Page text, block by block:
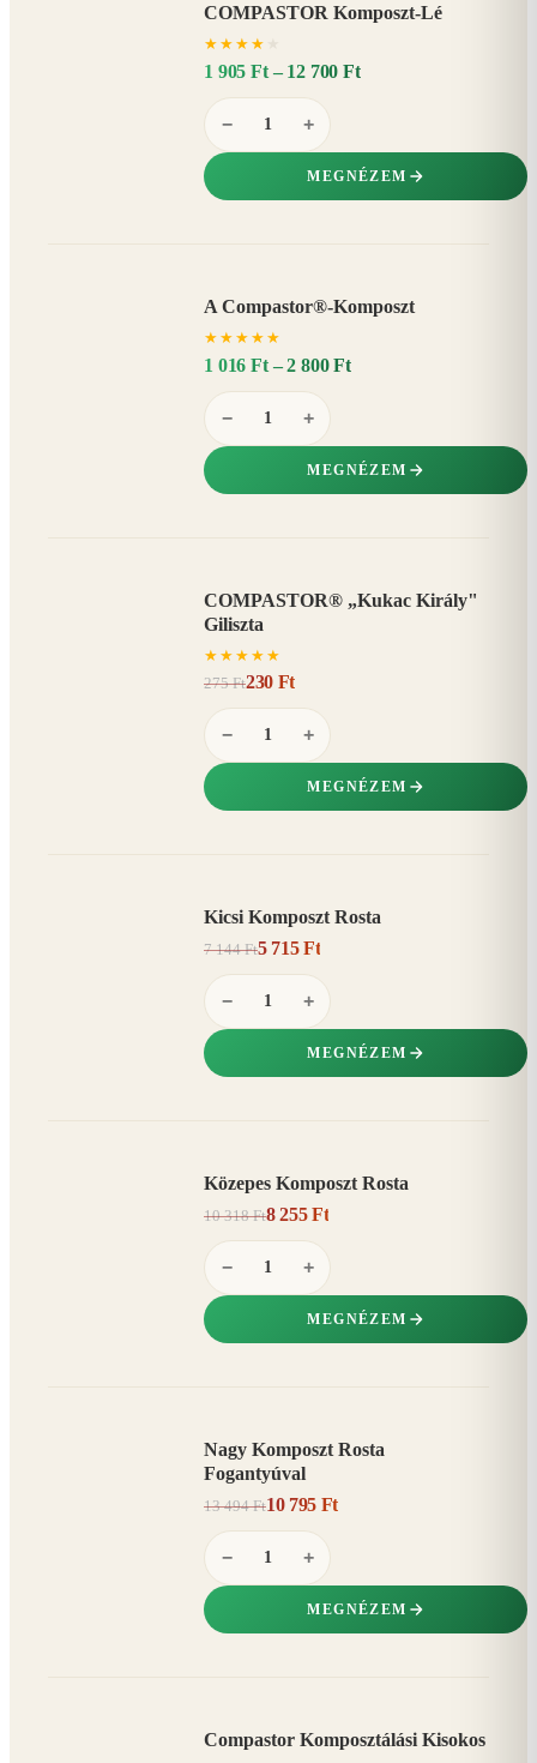
COMPASTOR Komposzt-Lé
★ ★ ★ ★
1 905 Ft – 12 700 Ft
− +
MEGNÉZEM
A Compastor®-Komposzt
★ ★ ★ ★ ★
1 016 Ft – 2 800 Ft
− +
MEGNÉZEM
COMPASTOR® „Kukac Király"
Giliszta
★ ★ ★ ★ ★
275 Ft230 Ft
− +
MEGNÉZEM
Kicsi Komposzt Rosta
7 144 Ft5 715 Ft
− +
MEGNÉZEM
Közepes Komposzt Rosta
10 318 Ft8 255 Ft
− +
MEGNÉZEM
Nagy Komposzt Rosta
Fogantyúval
13 494 Ft10 795 Ft
− +
MEGNÉZEM
Compastor Komposztálási Kisokos